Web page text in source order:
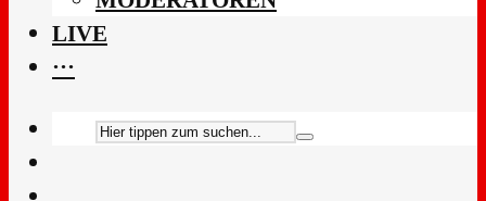
LIVE
···